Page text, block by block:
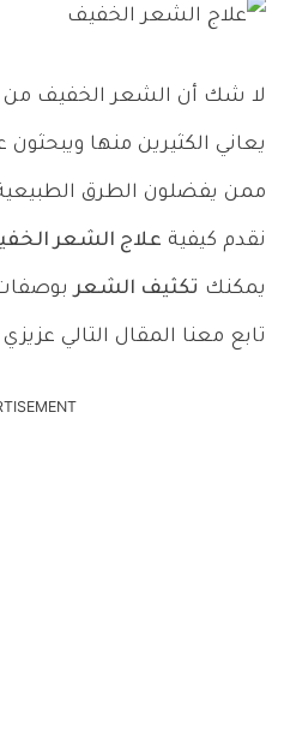
لا شك أن الشعر الخفيف من
يعاني الكثيرين منها
ممن يفضلون الطرق
نقدم كيفية علاج الشعر
يمكنك تكثيف الشعر
تابع معنا المقال التالي